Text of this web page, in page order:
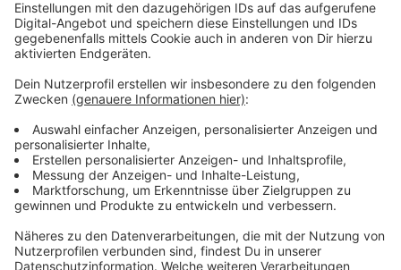
Anzeige
Vorstellen brauchen wir ihn euch nicht. Seit 2003
treibt Jürgen Bangert nun als "Elvis Eifel" seine Späße
am Telefon mit seinen Hörerinnen und Hörern im Radio.
Aber selbst seine 'Opfer' müssen am Ende mit lachen -
wenn auch nicht immer. Und weil ihr nicht genug von
ihm bekommen könnt, ist Elvis nun unter die Podcaster
Verfügung. Hier bekommt Ihr außerdem den
"Directors-Cut" - die Original-Telefonate in längerer